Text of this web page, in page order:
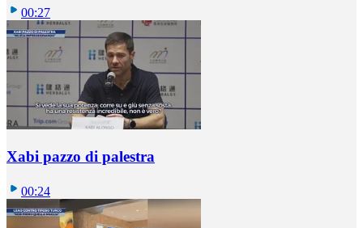
00:27
Xabi pazzo di palestra
00:24